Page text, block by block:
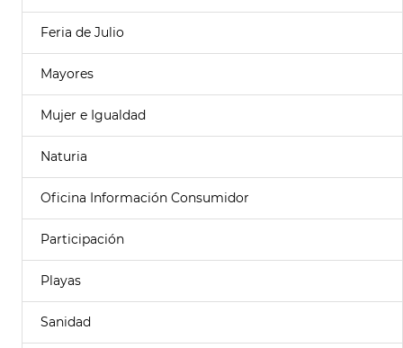
Feria de Julio
Mayores
Mujer e Igualdad
Naturia
Oficina Información Consumidor
Participación
Playas
Sanidad